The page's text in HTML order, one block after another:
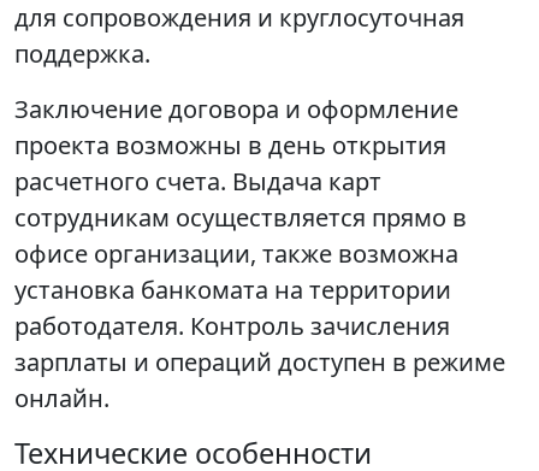
для сопровождения и круглосуточная
поддержка.
Заключение договора и оформление
проекта возможны в день открытия
расчетного счета. Выдача карт
сотрудникам осуществляется прямо в
офисе организации, также возможна
установка банкомата на территории
работодателя. Контроль зачисления
зарплаты и операций доступен в режиме
онлайн.
Технические особенности